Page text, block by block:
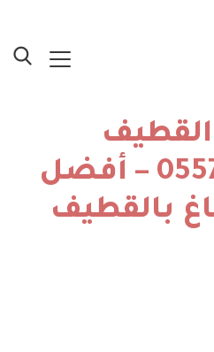
ت:0557954702 – أفضل
بالقطيف